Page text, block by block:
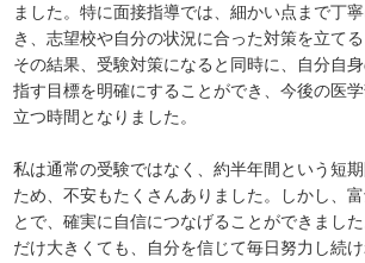
ました。特に面接指導では、細かい点まで丁
き、志望校や自分の状況に合った対策を立てる
その結果、受験対策になると同時に、自分自
指す目標を明確にすることができ、今後の医
立つ時間となりました。
私は通常の受験ではなく、約半年間という短
ため、不安もたくさんありました。しかし、
とで、確実に自信につなげることができまし
だけ大きくても、自分を信じて毎日努力し続